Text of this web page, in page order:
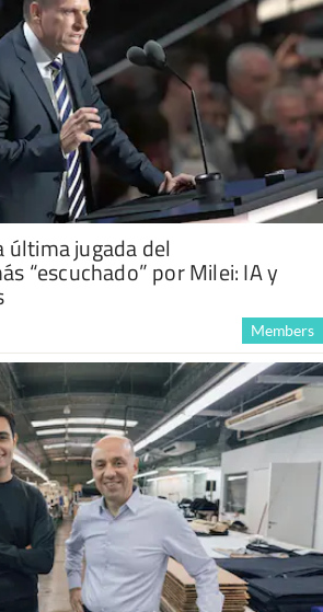
última jugada del
“escuchado” por Milei: IA y
Members